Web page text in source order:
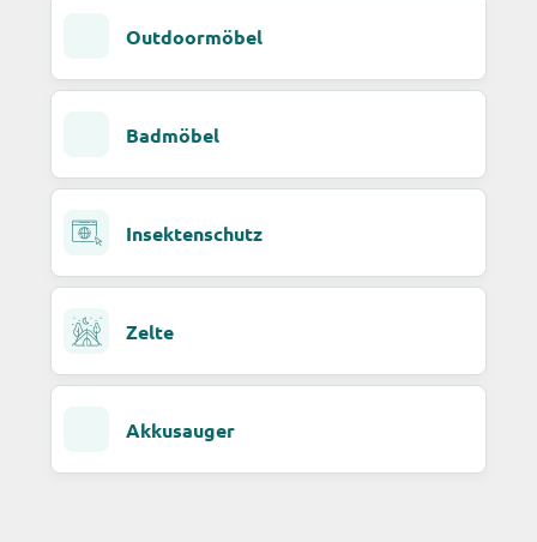
Outdoormöbel
Badmöbel
Insektenschutz
Zelte
Akkusauger